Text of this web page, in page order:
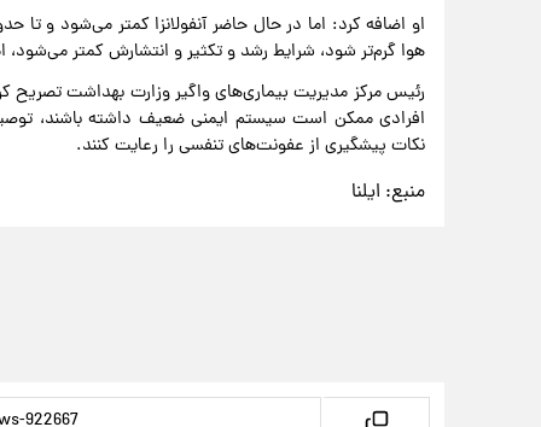
او اضافه کرد: اما در حال حاضر آنفولانزا کمتر می‌شود و تا
هوا گرم‌تر شود، شرایط رشد و تکثیر و انتشارش کمتر
رئیس مرکز مدیریت بیماری‌های واگیر وزارت بهداشت تصریح
افرادی ممکن است سیستم ایمنی ضعیف داشته باشند،
نکات پیشگیری از عفونت‌های تنفسی را رعایت کنند.
منبع: ایلنا